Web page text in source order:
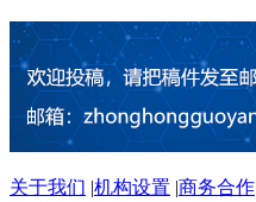
关于我们 |机构设置 |商务合作